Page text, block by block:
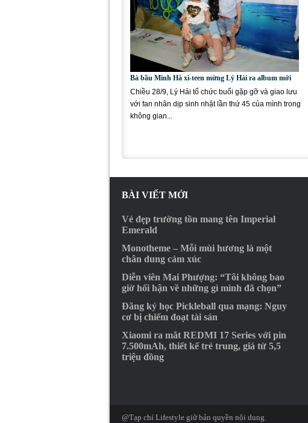
Bà bầu Minh Hà xì-teen mừng Lý Hải ra album mới
Chiều 28/9, Lý Hải tổ chức buổi gặp gỡ và giao lưu
với fan nhân dịp sinh nhật lần thứ 45 của mình trong
không gian...
BÀI VIẾT MỚI
Vẻ đẹp trường tồn mang tên Imperial
Emerald
Monotheme – Mỗi mùi hương là một
chân dung cảm xúc
Diễn viên Mai Phượng: “Tôi không bao
giờ hối hận về những gì mình đã chọn”
Đăng ký học Pickleball qua mạng: Nguy
cơ bị chiếm đoạt tài sản
Xiaomi ra mắt REDMI 17 Series với pin
7.500mAh, thiết kế trẻ trung, giá từ 5,5
triệu đồng
@Tạp chí Lifestyle giữ bản quyền nội dung.